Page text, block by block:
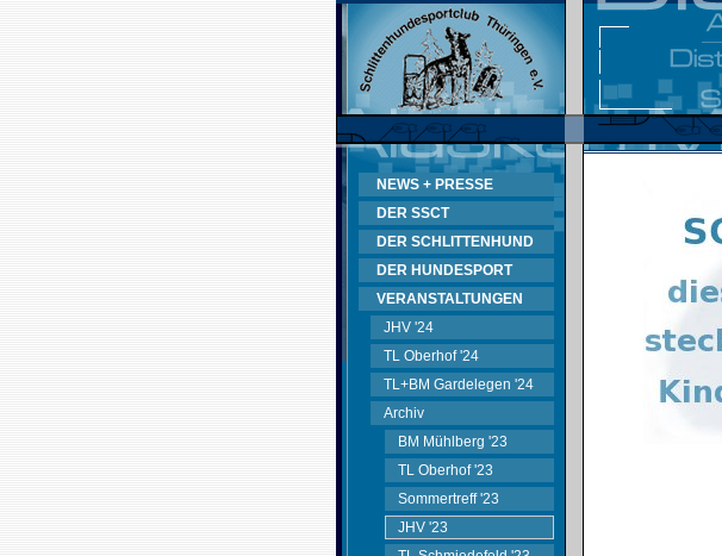
NEWS + PRESSE
DER SSCT
DER SCHLITTENHUND
DER HUNDESPORT
VERANSTALTUNGEN
JHV '24
TL Oberhof '24
TL+BM Gardelegen '24
Archiv
BM Mühlberg '23
TL Oberhof '23
Sommertreff '23
JHV '23